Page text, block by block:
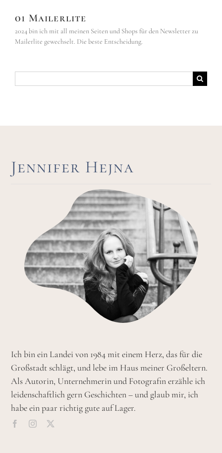
01 Mailerlite
2024 bin ich mit all meinen Seiten und Shops für den Newsletter zu
Mailerlite gewechselt. Die beste Entscheidung.
nach:
Jennifer Hejna
Ich bin ein Landei von 1984 mit einem Herz, das für die
Großstadt schlägt, und lebe im Haus meiner Großeltern.
Als Autorin, Unternehmerin und Fotografin erzähle ich
leidenschaftlich gern Geschichten – und glaub mir, ich
habe ein paar richtig gute auf Lager.